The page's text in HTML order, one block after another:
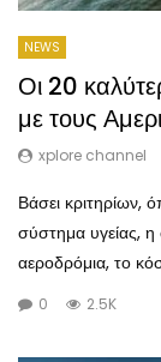
NEWS
Οι 20
με τους
xplore channel
Βάσει κριτηρίων,
σύστημα υγείας, η
αεροδρόμια, το
0 2.5K